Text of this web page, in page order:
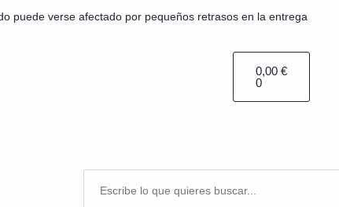
puede verse afectado por pequeños retrasos en la entrega
0,00 €
0